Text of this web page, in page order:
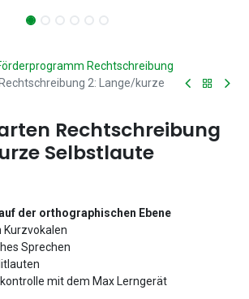
Rechtschreibung
2: Lange/kurze
Rechtschreibung
Selbstlaute
der orthographischen Ebene
Kurzvokalen
Sprechen
mit dem Max Lerngerät